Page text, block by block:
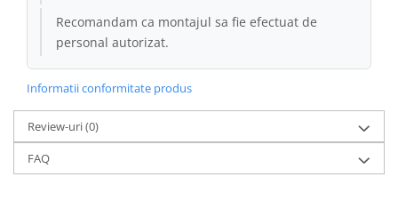
Recomandam ca montajul sa fie efectuat de
personal autorizat.
Informatii conformitate produs
Review-uri(0)
FAQ